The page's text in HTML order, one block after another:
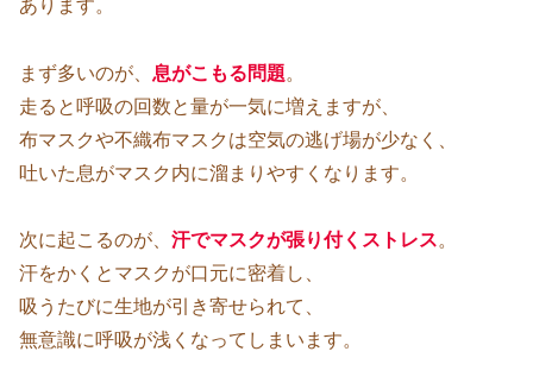
あります。
まず多いのが、 息がこもる問題。
走ると呼吸の回数と量が一気に増えますが、
布マスクや不織布マスクは空気の逃げ場が少なく、
吐いた息がマスク内に溜まりやすくなります。
次に起こるのが、 汗でマスクが張り付くストレス。
汗をかくとマスクが口元に密着し、
吸うたびに生地が引き寄せられて、
無意識に呼吸が浅くなってしまいます。